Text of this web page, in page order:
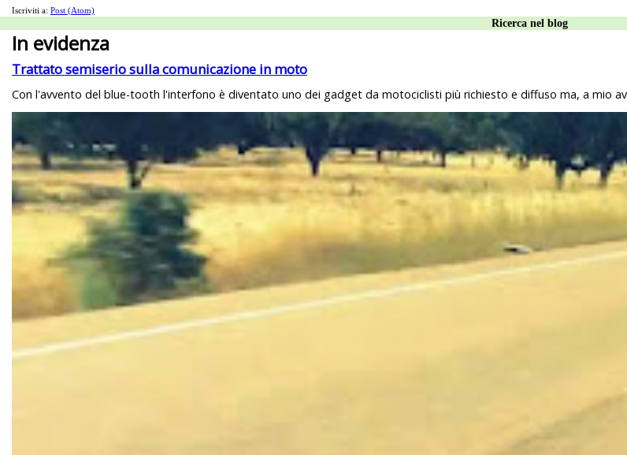
Iscriviti a: Post (Atom)
Ricerca nel blog
In evidenza
Trattato semiserio sulla comunicazione in moto
Con l'avvento del blue-tooth l'interfono è diventato uno dei gadget da motociclisti più richiesto e diffuso ma, a mio